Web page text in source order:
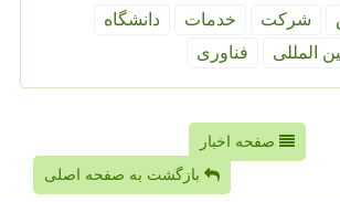
شركت خدمات
دانشگاه
المللی فناوری
صفحه اخبار
بازگشت به صفحه اصلی